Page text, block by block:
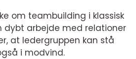
om teambuilding i klassisk
dybt arbejde med relationer
at ledergruppen kan stå
i modvind.